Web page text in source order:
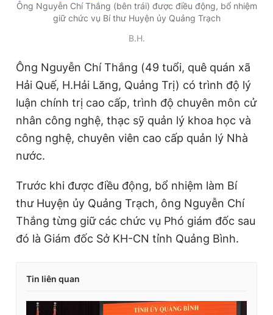
Ông Nguyễn Chí Thắng (bên trái) được điều động, bổ nhiệm
giữ chức vụ Bí thư Huyện ủy Quảng Trạch
B.H.
Ông Nguyễn Chí Thắng (49 tuổi, quê quán xã
Hải Quế, H.Hải Lăng, Quảng Trị) có trình độ lý
luận chính trị cao cấp, trình độ chuyên môn cử
nhân công nghệ, thạc sỹ quản lý khoa học và
công nghệ, chuyên viên cao cấp quản lý Nhà
nước.
Trước khi được điều động, bổ nhiệm làm Bí
thư Huyện ủy Quảng Trạch, ông Nguyễn Chí
Thắng từng giữ các chức vụ Phó giám đốc sau
đó là Giám đốc Sở KH-CN tỉnh Quảng Bình.
Tin liên quan